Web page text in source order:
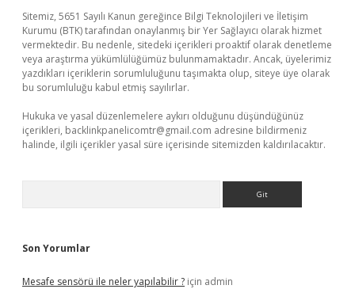
Sitemiz, 5651 Sayılı Kanun gereğince Bilgi Teknolojileri ve İletişim
Kurumu (BTK) tarafından onaylanmış bir Yer Sağlayıcı olarak hizmet
vermektedir. Bu nedenle, sitedeki içerikleri proaktif olarak denetleme
veya araştırma yükümlülüğümüz bulunmamaktadır. Ancak, üyelerimiz
yazdıkları içeriklerin sorumluluğunu taşımakta olup, siteye üye olarak
bu sorumluluğu kabul etmiş sayılırlar.
Hukuka ve yasal düzenlemelere aykırı olduğunu düşündüğünüz
içerikleri, backlinkpanelicomtr@gmail.com adresine bildirmeniz
halinde, ilgili içerikler yasal süre içerisinde sitemizden kaldırılacaktır.
Son Yorumlar
Mesafe sensörü ile neler yapılabilir ? için admin